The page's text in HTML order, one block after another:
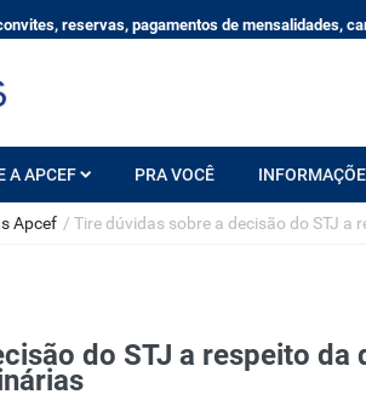
reservas, pagamentos de mensalidades,
A APCEF PRA VOCÊ
Apcef / Tire dúvidas sobre a decisão do STJ
do STJ a respeito da